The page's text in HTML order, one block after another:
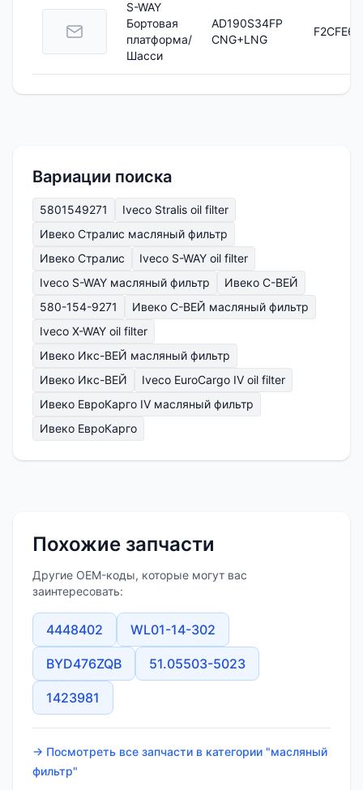
S-WAY
Бортовая
платформа/
Шасси
AD190S34FP
CNG+LNG
Вариации поиска
5801549271
Iveco Stralis oil filter
Ивеко Стралис масляный фильтр
Ивеко Стралис
Iveco S-WAY oil filter
Iveco S-WAY масляный фильтр
Ивеко С-ВЕЙ
580-154-9271
Ивеко С-ВЕЙ масляный фильтр
Iveco X-WAY oil filter
Ивеко Икс-ВЕЙ масляный фильтр
Ивеко Икс-ВЕЙ
Iveco EuroCargo IV oil filter
Ивеко ЕвроКарго IV масляный фильтр
Ивеко ЕвроКарго
Похожие запчасти
Другие OEM-коды, которые могут вас
заинтересовать:
4448402 WL01-14-302
BYD476ZQB 51.05503-5023
1423981
→ Посмотреть все запчасти в категории "масляный
фильтр"